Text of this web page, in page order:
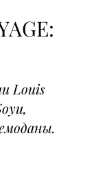
Louis